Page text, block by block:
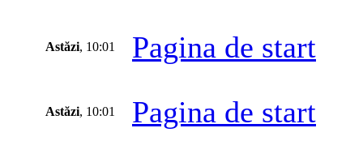
Astăzi, 10:01 Pagina de start
Astăzi, 10:01 Pagina de start